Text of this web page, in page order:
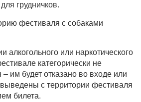
грудничков.
фестиваля с собаками
алкогольного или наркотического
категорически не
– им будет отказано во входе или
с территории фестиваля
билета.